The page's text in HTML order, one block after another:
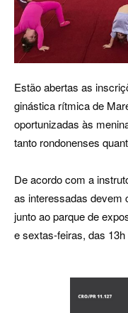
Estão abertas as
ginástica rítmica de
oportunizadas às
tanto rondonenses
De acordo com a
as interessadas devem
junto ao parque de
e sextas-feiras, das 13h